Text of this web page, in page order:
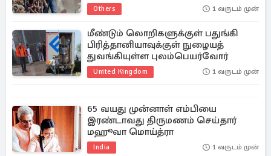
Others 1 வருடம் முன்
மீண்டும் லொறிகளுக்குள் பதுங்கி
பிரித்தானியாவுக்குள் நுழையத்
துவங்கியுள்ள புலம்பெயர்வோர்
United Kingdom 1 வருடம் முன்
65 வயது முன்னாள் எம்பியை
இரண்டாவது திருமணம் செய்தார்
மஹூவா மொய்த்ரா
India 1 வருடம் முன்